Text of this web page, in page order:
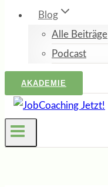
Blog
Alle Beiträge
Podcast
AKADEMIE